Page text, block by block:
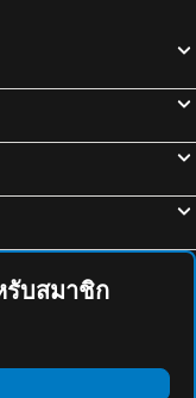
รับสมาชิก